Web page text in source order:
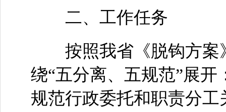
二、工作任务
按照我省《脱钩方案
绕“五分离、五规范”展
规范行政委托和职责分